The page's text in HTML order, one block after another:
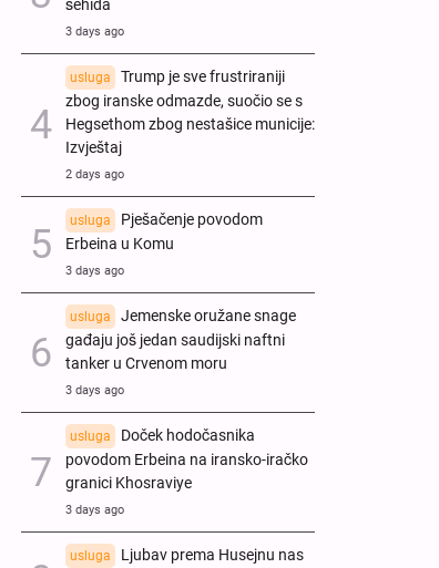
šehida
3 days ago
usluga
Trump je sve frustriraniji
zbog iranske odmazde, suočio se s
Hegsethom zbog nestašice municije:
Izvještaj
2 days ago
usluga
Pješačenje povodom
Erbeina u Komu
3 days ago
usluga
Jemenske oružane snage
gađaju još jedan saudijski naftni
tanker u Crvenom moru
3 days ago
usluga
Doček hodočasnika
povodom Erbeina na iransko-iračko
granici Khosraviye
3 days ago
usluga
Ljubav prema Husejnu nas